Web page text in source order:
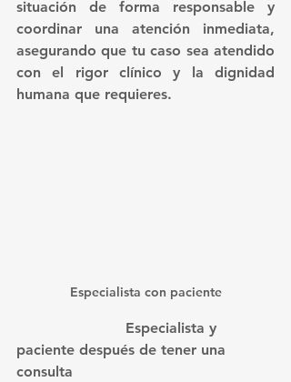
situación de forma responsable y
coordinar una atención inmediata,
asegurando que tu caso sea atendido
con el rigor clínico y la dignidad
humana que requieres.
Especialista con paciente
paciente después de tener una
consulta